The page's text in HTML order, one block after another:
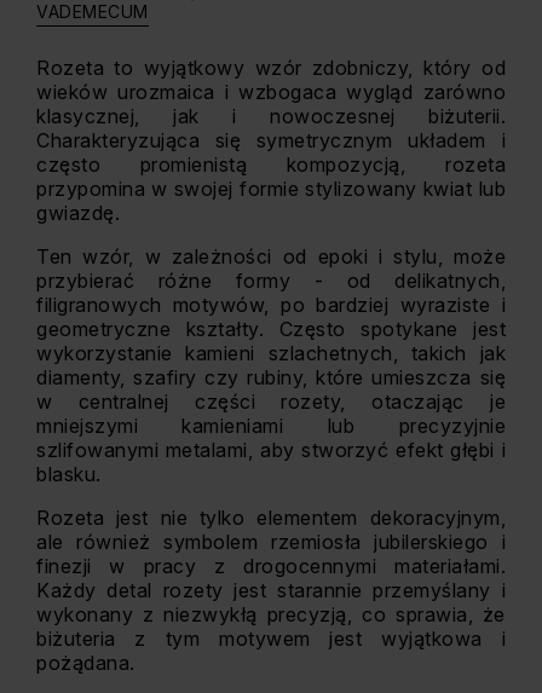
VADEMECUM
Rozeta to wyjątkowy wzór zdobniczy, który od
wieków urozmaica i wzbogaca wygląd zarówno
klasycznej, jak i nowoczesnej biżuterii.
Charakteryzująca się symetrycznym układem i
często promienistą kompozycją, rozeta
przypomina w swojej formie stylizowany kwiat lub
gwiazdę.
Ten wzór, w zależności od epoki i stylu, może
przybierać różne formy - od delikatnych,
filigranowych motywów, po bardziej wyraziste i
geometryczne kształty. Często spotykane jest
wykorzystanie kamieni szlachetnych, takich jak
diamenty, szafiry czy rubiny, które umieszcza się
w centralnej części rozety, otaczając je
mniejszymi kamieniami lub precyzyjnie
szlifowanymi metalami, aby stworzyć efekt głębi i
blasku.
Rozeta jest nie tylko elementem dekoracyjnym,
ale również symbolem rzemiosła jubilerskiego i
finezji w pracy z drogocennymi materiałami.
Każdy detal rozety jest starannie przemyślany i
wykonany z niezwykłą precyzją, co sprawia, że
biżuteria z tym motywem jest wyjątkowa i
pożądana.